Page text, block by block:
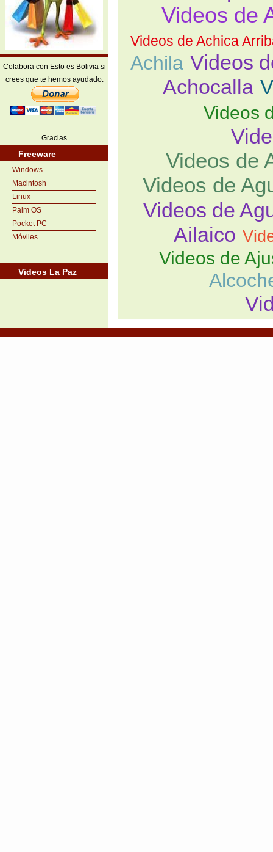
Colabora con Esto es Bolivia si
crees que te hemos ayudado.
Gracias
Freeware
Windows
Macintosh
Linux
Palm OS
Pocket PC
Móviles
Videos La Paz
Videos de
Videos de Achica
Achila Videos
Achocalla
Videos
Videos de
Videos de
Videos de
Ailaico
Videos de